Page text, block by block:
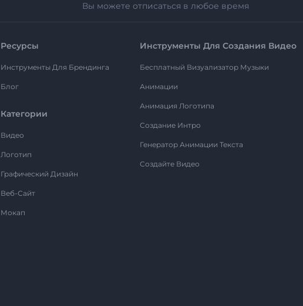
Вы можете отписаться в любое время
Ресурсы
Инструменты Для Брендинга
Блог
Категории
Видео
Логотип
Графический Дизайн
Веб-Сайт
Мокап
Инструменты Для Создания Видео
Бесплатный Визуализатор Музыки
Анимации
Анимация Логотипа
Создание Интро
Генератор Анимации Текста
Создайте Видео